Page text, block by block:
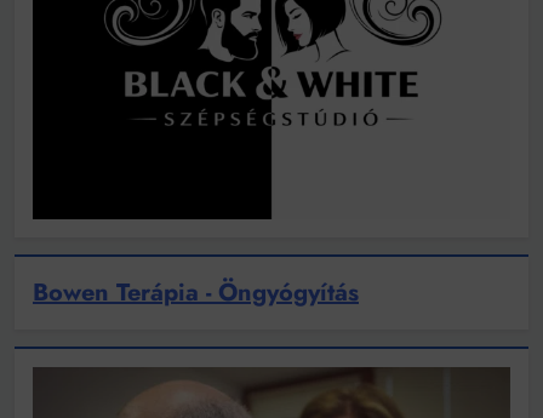
Bowen Terápia - Öngyógyítás